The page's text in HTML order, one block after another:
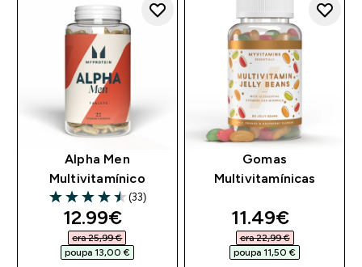
Alpha Men
Multivitamínico
4.52 out of 5 stars
(33)
discounted price
12.99€‎
era 25,99 €‎
poupa 13,00 €‎
Gomas
Multivitamínicas
discounted
11.49€‎
era 22,99 €‎
poupa 11,50 €‎